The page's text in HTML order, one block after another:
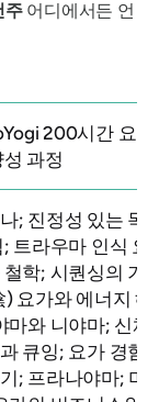
주어디에서든 언
200시간 요가
과정
; 진정성 있는 목
; 트라우마 인식 요
철학; 시퀀싱의 기
) 요가와 에너지 해
마와 니야마; 신체
큐잉; 요가 경험
; 프라나야마; 미